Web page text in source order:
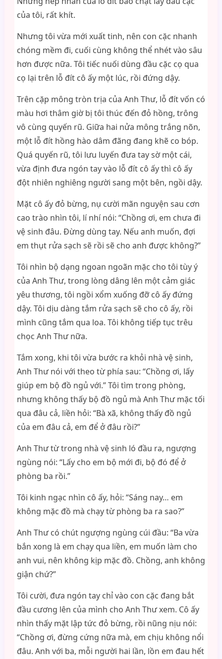
của tôi, rất khít.
Nhưng tôi vừa mới xuất tinh, nên con cặc nhanh
chóng mềm đi, cuối cùng không thể nhét vào sâu
hơn được nữa. Tôi tiếc nuối dùng đầu cặc cọ qua
cọ lại trên lỗ đít cô ấy một lúc, rồi đứng dậy.
Trên cặp mông tròn trịa của Anh Thư, lỗ đít vốn có
màu hơi thâm giờ bị tôi thúc đến đỏ hồng, trông
vô cùng quyến rũ. Giữa hai nửa mông trắng nõn,
một lỗ đít hồng hào dâm đãng đang khẽ co bóp.
Quá quyến rũ, tôi lưu luyến đưa tay sờ một cái,
vừa định đưa ngón tay vào lỗ đít cô ấy thì cô ấy
đột nhiên nghiêng người sang một bên, ngồi dậy.
Mặt cô ấy đỏ bừng, nụ cười mãn nguyện sau cơn
cao trào nhìn tôi, lí nhí nói: “Chồng ơi, em chưa đi
vệ sinh đâu. Đừng dùng tay. Nếu anh muốn, đợi
em thụt rửa sạch sẽ rồi sẽ cho anh được không?”
Tôi nhìn bộ dạng ngoan ngoãn mặc cho tôi tùy ý
của Anh Thư, trong lòng dâng lên một cảm giác
yêu thương, tôi ngồi xổm xuống đỡ cô ấy đứng
dậy. Tôi dịu dàng tắm rửa sạch sẽ cho cô ấy, rồi
mình cũng tắm qua loa. Tôi không tiếp tục trêu
chọc Anh Thư nữa.
Tắm xong, khi tôi vừa bước ra khỏi nhà vệ sinh,
Anh Thư nói với theo từ phía sau: “Chồng ơi, lấy
giúp em bộ đồ ngủ với.” Tôi tìm trong phòng,
nhưng không thấy bộ đồ ngủ mà Anh Thư mặc tối
qua đâu cả, liền hỏi: “Bà xã, không thấy đồ ngủ
của em đâu cả, em để ở đâu rồi?”
Anh Thư từ trong nhà vệ sinh ló đầu ra, ngượng
ngùng nói: “Lấy cho em bộ mới đi, bộ đó để ở
phòng ba rồi.”
Tôi kinh ngạc nhìn cô ấy, hỏi: “Sáng nay… em
không mặc đồ mà chạy từ phòng ba ra sao?”
Anh Thư có chút ngượng ngùng cúi đầu: “Ba vừa
bắn xong là em chạy qua liền, em muốn làm cho
anh vui, nên không kịp mặc đồ. Chồng, anh không
giận chứ?”
Tôi cười, đưa ngón tay chỉ vào con cặc đang bắt
đầu cương lên của mình cho Anh Thư xem. Cô ấy
nhìn thấy mặt lập tức đỏ bừng, rồi nũng nịu nói:
“Chồng ơi, đừng cứng nữa mà, em chịu không nổi
đâu. Anh với ba, mỗi người hai lần, lồn em đau hết